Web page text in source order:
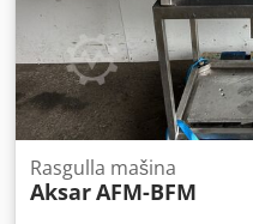
Rasgulla mašina
AksarAFM-BFM